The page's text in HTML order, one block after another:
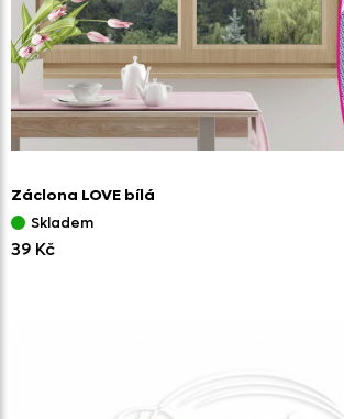
Záclona LOVE bílá
Skladem
39 Kč